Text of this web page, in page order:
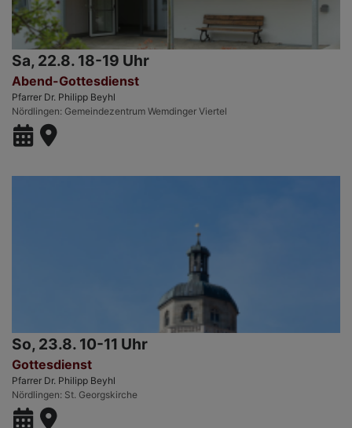
Sa, 22.8. 18-19 Uhr
Abend-Gottesdienst
Pfarrer Dr. Philipp Beyhl
Nördlingen Gemeindezentrum Wemdinger Viertel
So, 23.8. 10-11 Uhr
Gottesdienst
Pfarrer Dr. Philipp Beyhl
Nördlingen St. Georgskirche